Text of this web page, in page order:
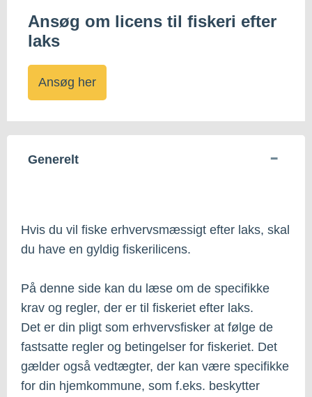
Ansøg om licens til fiskeri efter
laks
Ansøg her
Generelt
Hvis du vil fiske erhvervsmæssigt efter laks, skal
du have en gyldig fiskerilicens.
På denne side kan du læse om de specifikke
krav og regler, der er til fiskeriet efter laks.
Det er din pligt som erhvervsfisker at følge de
fastsatte regler og betingelser for fiskeriet. Det
gælder også vedtægter, der kan være specifikke
for din hjemkommune, som f.eks. beskytter